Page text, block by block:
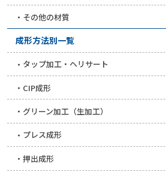
その他の材質
成形方法別一覧
タップ加工・ヘリサート
CIP成形
グリーン加工（生加工）
プレス成形
押出成形